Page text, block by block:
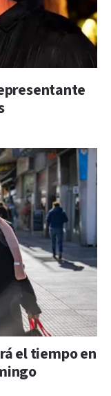
el tiempo en